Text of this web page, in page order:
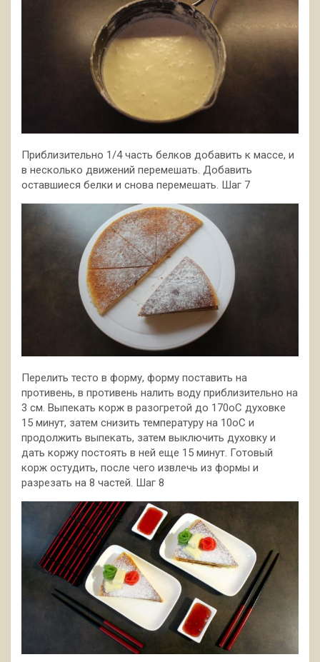
Приблизительно 1/4 часть белков добавить к массе, и
в несколько движений перемешать. Добавить
оставшиеся белки и снова перемешать. Шаг 7
Перелить тесто в форму, форму поставить на
противень, в противень налить воду приблизительно на
3 см. Выпекать корж в разогретой до 170оС духовке
15 минут, затем снизить температуру на 10оС и
продолжить выпекать, затем выключить духовку и
дать коржу постоять в ней еще 15 минут. Готовый
корж остудить, после чего извлечь из формы и
разрезать на 8 частей. Шаг 8